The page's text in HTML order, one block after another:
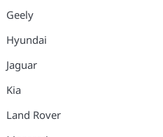
Geely
Hyundai
Jaguar
Kia
Land Rover